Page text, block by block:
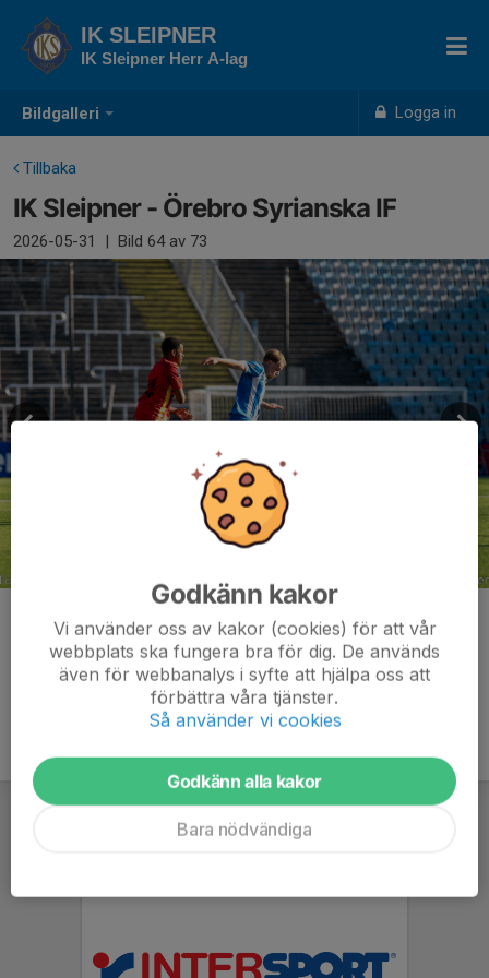
Bildgalleri Logga in
IK SLEIPNER
IK Sleipner Herr A-lag
Tillbaka
IK Sleipner - Örebro Syrianska IF
2026-05-31 | Bild 64av 73
Kommentarer
Godkänn kakor
Vi använder oss av kakor (cookies) för att vår
webbplats ska fungera bra för dig. De används
även för webbanalys i syfte att hjälpa oss att
förbättra våra tjänster.
Så använder vi cookies
Godkänn alla kakor
Bara nödvändiga